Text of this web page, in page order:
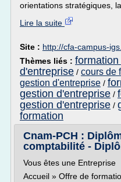
orientations stratégiques,
Lire la suite
Site : http://cfa-campus-
Thèmes liés :
d'entreprise / cours de
gestion d'entreprise /
gestion d'entreprise /
gestion d'entreprise /
formation
Cnam-PCH :
comptabilité -
Vous êtes une Entreprise
Accueil » Offre de